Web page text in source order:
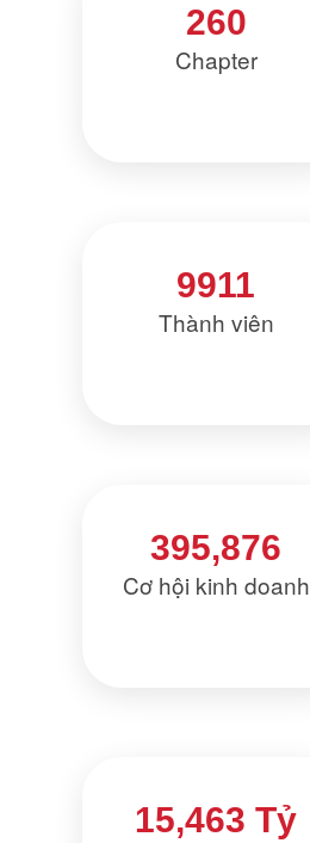
260
Chapter
9911
Thành viên
395,876
Cơ hội kinh doanh
15,463 Tỷ